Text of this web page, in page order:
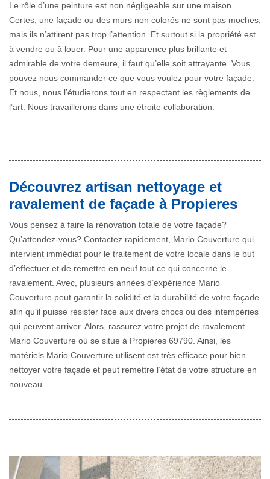
Le rôle d’une peinture est non négligeable sur une maison.
Certes, une façade ou des murs non colorés ne sont pas moches,
mais ils n’attirent pas trop l’attention. Et surtout si la propriété est
à vendre ou à louer. Pour une apparence plus brillante et
admirable de votre demeure, il faut qu’elle soit attrayante. Vous
pouvez nous commander ce que vous voulez pour votre façade.
Et nous, nous l’étudierons tout en respectant les règlements de
l’art. Nous travaillerons dans une étroite collaboration.
Découvrez artisan nettoyage et
ravalement de façade à Propieres
Vous pensez à faire la rénovation totale de votre façade?
Qu’attendez-vous? Contactez rapidement, Mario Couverture qui
intervient immédiat pour le traitement de votre locale dans le but
d’effectuer et de remettre en neuf tout ce qui concerne le
ravalement. Avec, plusieurs années d’expérience Mario
Couverture peut garantir la solidité et la durabilité de votre façade
afin qu’il puisse résister face aux divers chocs ou des intempéries
qui peuvent arriver. Alors, rassurez votre projet de ravalement
Mario Couverture où se situe à Propieres 69790. Ainsi, les
matériels Mario Couverture utilisent est très efficace pour bien
nettoyer votre façade et peut remettre l’état de votre structure en
nouveau.